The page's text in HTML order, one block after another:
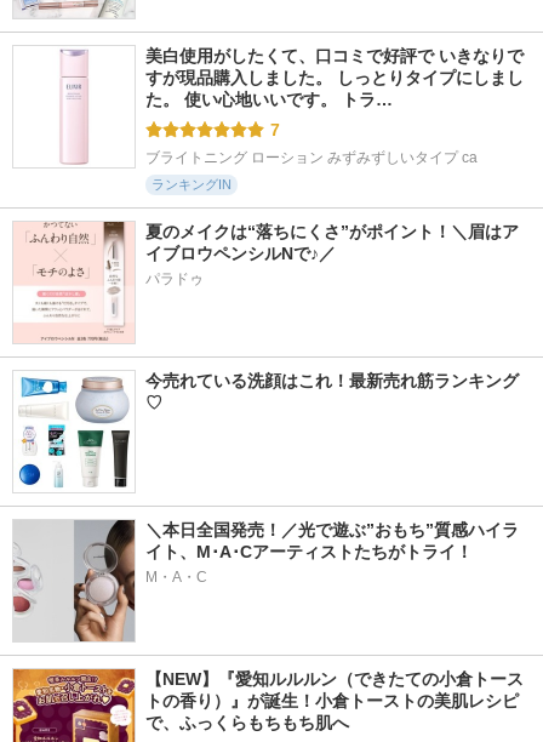
美白使用がしたくて、口コミで好評で いきなりで
すが現品購入しました。 しっとりタイプにしまし
た。 使い心地いいです。 トラ…
7
ブライトニング ローション みずみずしいタイプ ca
ランキングIN
夏のメイクは“落ちにくさ”がポイント！＼眉はア
イブロウペンシルNで♪／
パラドゥ
今売れている洗顔はこれ！最新売れ筋ランキング
♡
＼本日全国発売！／光で遊ぶ”おもち”質感ハイラ
イト、M･A･Cアーティストたちがトライ！
M・A・C
【NEW】『愛知ルルルン（できたての小倉トース
トの香り）』が誕生！小倉トーストの美肌レシピ
で、ふっくらもちもち肌へ